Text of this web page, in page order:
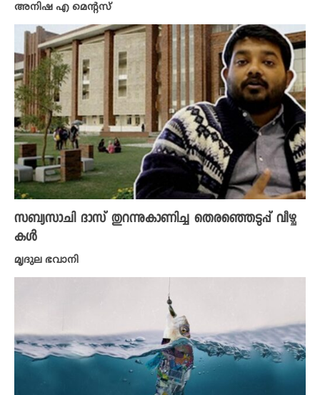
അനിഷ എ മെന്റസ്
സബ്യസാചി ദാസ് തുറന്നുകാണിച്ച തെരഞ്ഞെടുപ്പ് വീഴ്ച
കൾ
മൃദുല ഭവാനി